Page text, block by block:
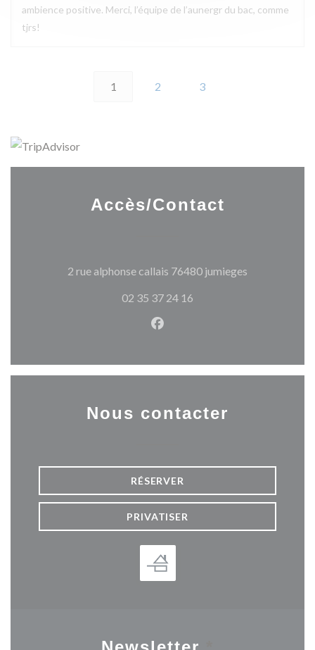
ambience positive. Merci, l’équipe de l’aunergr du bac, comme
tjrs!
1 2 3
Accès/Contact
2 rue alphonse callais 76480 jumieges
02 35 37 24 16
Facebook ((ouvre une
Nous contacter
RÉSERVER
PRIVATISER